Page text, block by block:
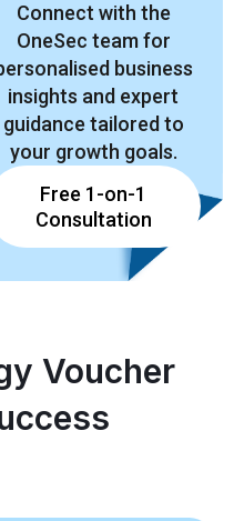
Connect with the
OneSec team for
business
insights and expert
guidance tailored to
your growth goals.
Free 1-on-1
Consultation
Voucher